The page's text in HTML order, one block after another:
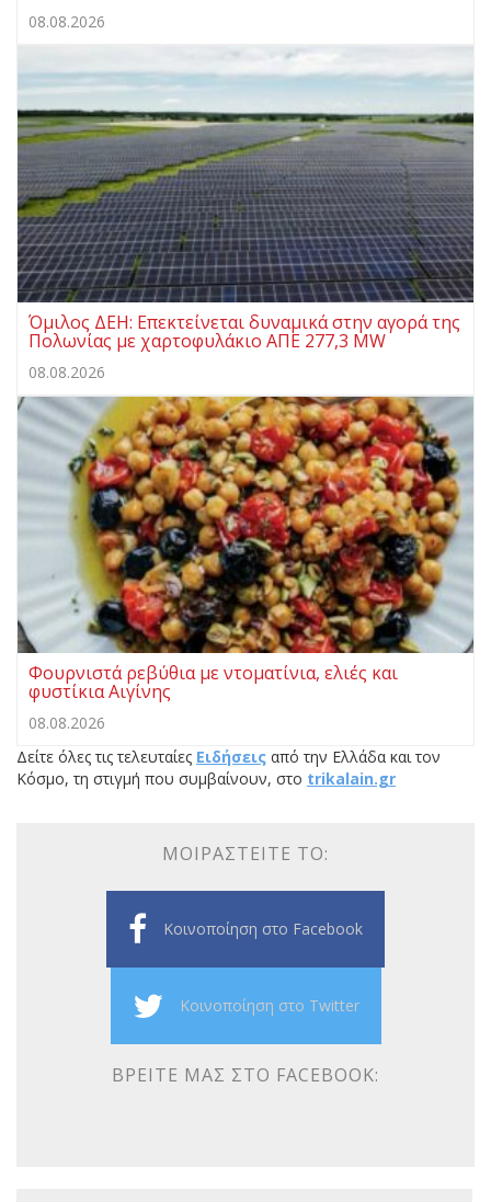
08.08.2026
Όμιλος ΔΕΗ: Επεκτείνεται δυναμικά στην αγορά της
Πολωνίας με χαρτοφυλάκιο ΑΠΕ 277,3 MW
08.08.2026
Φουρνιστά ρεβύθια με ντοματίνια, ελιές και
φυστίκια Αιγίνης
08.08.2026
Δείτε όλες τις τελευταίες Ειδήσεις από την Ελλάδα και τον
Κόσμο, τη στιγμή που συμβαίνουν, στο trikalain.gr
ΜΟΙΡΑΣΤΕΊΤΕ ΤΟ:
Κοινοποίηση στο Facebook
Κοινοποίηση στο Twitter
ΒΡΕΊΤΕ ΜΑΣ ΣΤΟ FACEBOOK: